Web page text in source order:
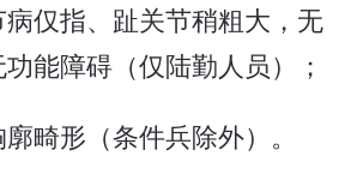
病仅指、趾关节稍粗大，无
能障碍（仅陆勤人员）；
廓畸形（条件兵除外）。